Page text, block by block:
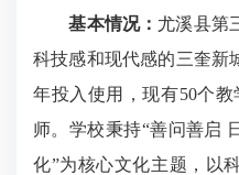
基本情况： 尤溪县第
科技感和现代感的三奎新
年投入使用，现有50个教
师。学校秉持“善问善启
化”为核心文化主题，以